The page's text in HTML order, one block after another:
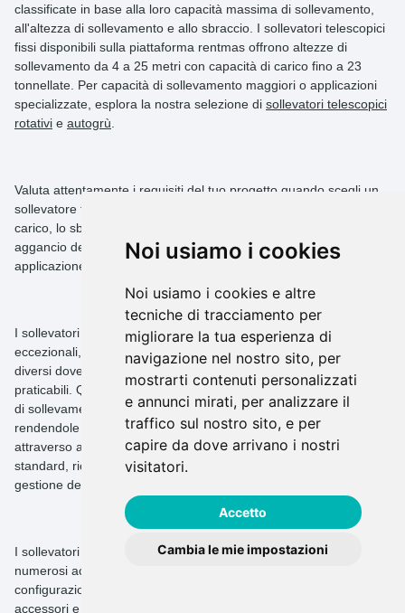
Noi usiamo i cookies
Noi usiamo i cookies e altre
tecniche di tracciamento per
migliorare la tua esperienza di
navigazione nel nostro sito, per
mostrarti contenuti personalizzati
e annunci mirati, per analizzare il
traffico sul nostro sito, e per
capire da dove arrivano i nostri
visitatori.
Accetto
Cambia le mie impostazioni
classificate in base alla loro capacità massima di sollevamento,
all'altezza di sollevamento e allo sbraccio. I sollevatori telescopici
fissi disponibili sulla piattaforma rentmas offrono altezze di
sollevamento da 4 a 25 metri con capacità di carico fino a 23
tonnellate . Per capacità di sollevamento maggiori o applicazioni
specializzate, esplora la nostra selezione di sollevatori telescopici
rotativi e autogrù
Valuta attentamente i requisiti del tuo progetto quando scegli un
sollevatore telescopico fisso. Fattori come il peso massimo del
carico, lo sbraccio richiesto, le condizioni del sito e le esigenze di
aggancio determineranno il modello più adatto alla tua
applicazione.
I sollevatori telescopici fissi offrono una versatilità e una potenza
eccezionali, consentendo agli operatori di movimentare materiali
diversi dove i carrelli elevatori o le gru tradizionali non sarebbero
praticabili. Queste macchine eccellono nel combinare le capacità
di sollevamento verticale con quelle di sbraccio orizzontale,
rendendole ideali per posizionare materiali su impalcature o
attraverso aperture. Tuttavia, a differenza dei carrelli elevatori
standard, richiedono un'operatività qualificata e una corretta
gestione del carico.
I sollevatori telescopici fissipossono essere equipaggiati con
numerosi accessori
configurazione standard comprende forche e carrello. Altri
accessori e caratteristiche comuni sono: